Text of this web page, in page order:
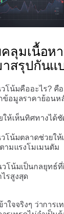
ลุมเนื้อห
สรุปกันแ
โน้มคืออะไร? คื
ข้อมูลราคาย้อนห
ให้เห็นทิศทางได้
โน้มตลาดช่วยให้
ามแรงโมเมนตัม
วโน้มเป็นกลยุทธ์
รสูงสุด
าใจจริงๆ ว่าการ